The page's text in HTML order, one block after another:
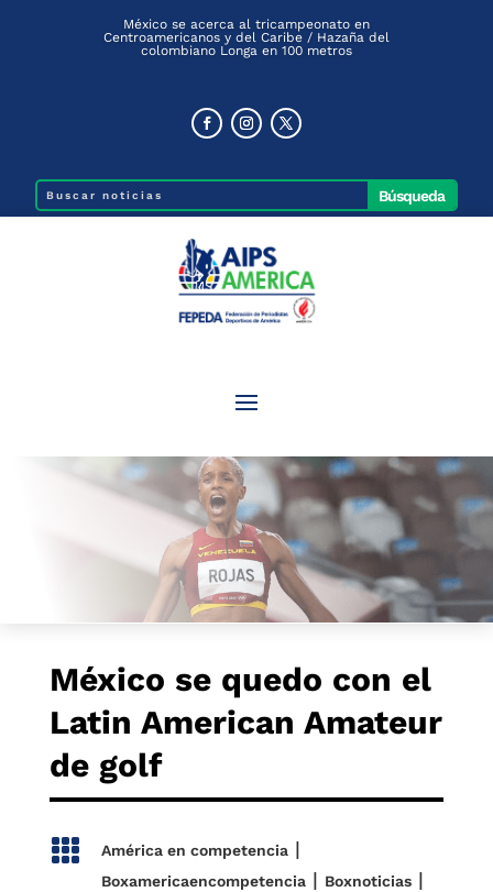
México se acerca al tricampeonato en
Centroamericanos y del Caribe / Hazaña del
colombiano Longa en 100 metros
México se quedo con el
Latin American Amateur
de golf
 América en competencia|
Boxamericaencompetencia| Boxnoticias|